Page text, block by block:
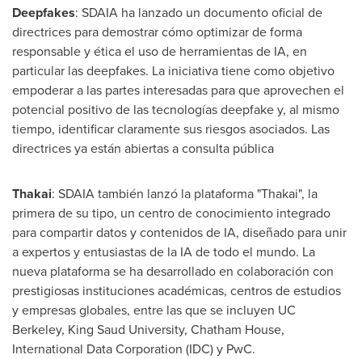
Deepfakes: SDAIA ha lanzado un documento oficial de
directrices para demostrar cómo optimizar de forma
responsable y ética el uso de herramientas de IA, en
particular las deepfakes. La iniciativa tiene como objetivo
empoderar a las partes interesadas para que aprovechen el
potencial positivo de las tecnologías deepfake y, al mismo
tiempo, identificar claramente sus riesgos asociados. Las
directrices ya están abiertas a consulta pública
Thakai: SDAIA también lanzó la plataforma "Thakai", la
primera de su tipo, un centro de conocimiento integrado
para compartir datos y contenidos de IA, diseñado para unir
a expertos y entusiastas de la IA de todo el mundo. La
nueva plataforma se ha desarrollado en colaboración con
prestigiosas instituciones académicas, centros de estudios
y empresas globales, entre las que se incluyen UC
Berkeley, King Saud University, Chatham House,
International Data Corporation (IDC) y PwC.